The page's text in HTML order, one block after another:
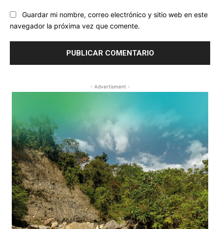
Guardar mi nombre, correo electrónico y sitio web en este
navegador la próxima vez que comente.
- Advertisment -